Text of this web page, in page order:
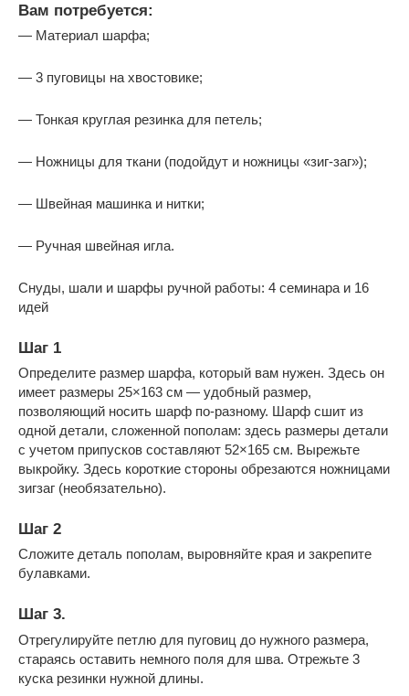
Вам потребуется:
— Материал шарфа;
— 3 пуговицы на хвостовике;
— Тонкая круглая резинка для петель;
— Ножницы для ткани (подойдут и ножницы «зиг-заг»);
— Швейная машинка и нитки;
— Ручная швейная игла.
Снуды, шали и шарфы ручной работы: 4 семинара и 16
идей
Шаг 1
Определите размер шарфа, который вам нужен. Здесь он
имеет размеры 25×163 см — удобный размер,
позволяющий носить шарф по-разному. Шарф сшит из
одной детали, сложенной пополам: здесь размеры детали
с учетом припусков составляют 52×165 см. Вырежьте
выкройку. Здесь короткие стороны обрезаются ножницами
зигзаг (необязательно).
Шаг 2
Сложите деталь пополам, выровняйте края и закрепите
булавками.
Шаг 3.
Отрегулируйте петлю для пуговиц до нужного размера,
стараясь оставить немного поля для шва. Отрежьте 3
куска резинки нужной длины.